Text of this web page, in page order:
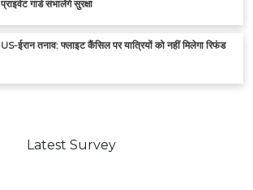
प्राइवेट गार्ड संभालेंगे सुरक्षा
US-ईरान तनाव: फ्लाइट कैंसिल पर यात्रियों को नहीं मिलेगा रिफंड
Latest Survey